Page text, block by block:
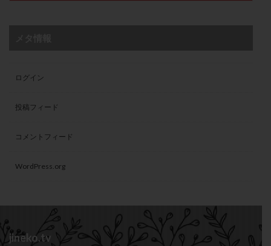
ログイン
投稿フィード
コメントフィード
WordPress.org
jineko.tv